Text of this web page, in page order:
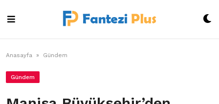
content
Anasayfa » Gündem
Gündem